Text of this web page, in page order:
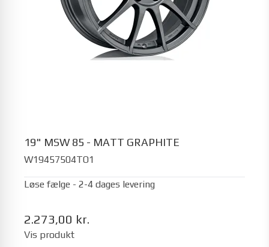
19" MSW 85 - MATT GRAPHITE
W19457504TO1
Løse fælge - 2-4 dages levering
2.273,00 kr.
Vis produkt